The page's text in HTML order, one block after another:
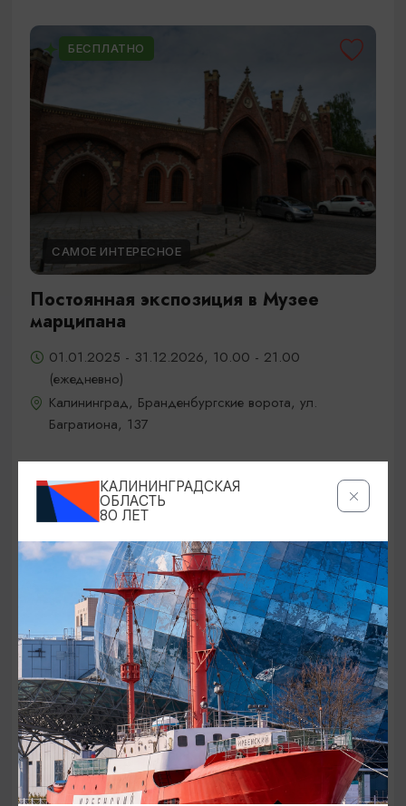
БЕСПЛАТНО
САМОЕ ИНТЕРЕСНОЕ
Постоянная экспозиция в Музее
марципана
01.01.2025 - 31.12.2026, 10.00 - 21.00
(ежедневно)
Калининград, Бранденбургские ворота, ул.
Багратиона, 137
ОТ 200₽ ПУШКИНСКАЯ КАРТА
ВЫСТАВКИ
Экспозиции в Литературном музее в п.
Чистые Пруды
КАЛИНИНГРАДСКАЯ
ОБЛАСТЬ
80 ЛЕТ